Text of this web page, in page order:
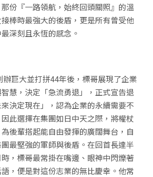
份『一路領航，始終回頭關照』的溫
棒時最強大的後盾，更是所有曾受他
深刻且永恆的感念。
辦巨大並打拼44年後，標哥展現了企業
慧，決定「急流勇退」，正式宣告退
決定現在」，認為企業的永續需要不
此選擇在集團如日中天之際，將權杖
後輩搭起能自由發揮的廣闊舞台，自
最堅強的軍師與後盾。在回首長達半
，標哥最常掛在嘴邊、眼神中閃爍著
，便是對這份志業的無比慶幸。他常